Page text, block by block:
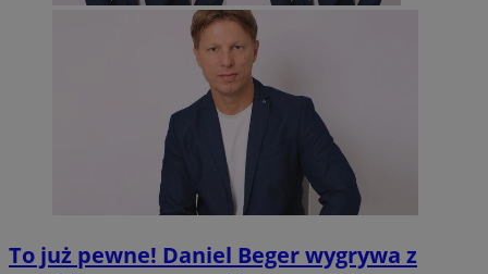
To już pewne! Daniel Beger wygrywa z